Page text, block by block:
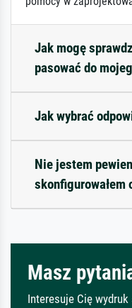
Jak mogę
pasować do
Jak wybrać
Nie jestem
skonfigurowałem
Masz
Interesuje Cię